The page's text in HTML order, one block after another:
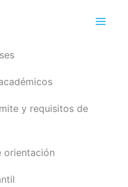
y requisitos de
orientación